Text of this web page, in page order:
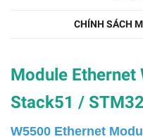
CHÍNH SÁCH
Module Ethernet
Stack51 /
W5500 Ethernet